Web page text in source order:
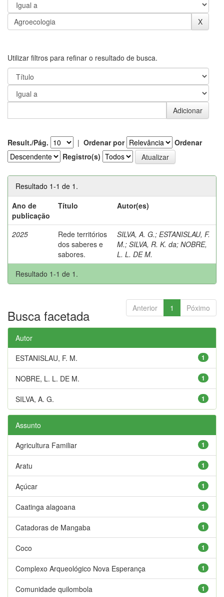
Utilizar filtros para refinar o resultado de busca.
Result./Pág. | Ordenar por
Ordenar
Registro(s)
Resultado 1-1 de 1.
Ano de
publicação
Título Autor(es)
2025
Rede territórios
dos saberes e
sabores.
SILVA, A. G.; ESTANISLAU, F.
M.; SILVA, R. K. da; NOBRE,
L. L. DE M.
Resultado 1-1 de 1.
Anterior 1 Póximo
Busca facetada
Autor
1
ESTANISLAU, F. M.
1
NOBRE, L. L. DE M.
1
SILVA, A. G.
Assunto
1
Agricultura Familiar
1
Aratu
1
Açúcar
1
Caatinga alagoana
1
Catadoras de Mangaba
1
Coco
1
Complexo Arqueológico Nova Esperança
1
Comunidade quilombola